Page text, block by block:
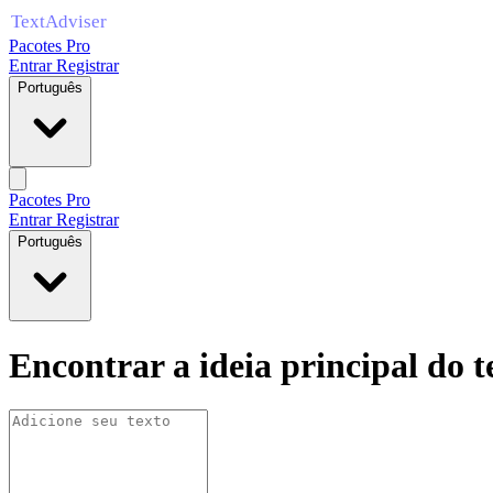
Pacotes Pro
EntrarRegistrar
Português
Pacotes Pro
EntrarRegistrar
Português
Encontrar a ideia principal do